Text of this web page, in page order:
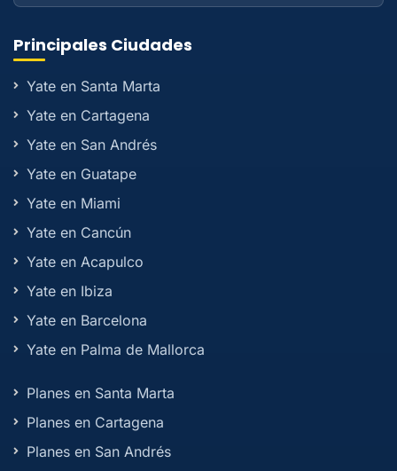
Principales Ciudades
Yate en Santa Marta
Yate en Cartagena
Yate en San Andrés
Yate en Guatape
Yate en Miami
Yate en Cancún
Yate en Acapulco
Yate en Ibiza
Yate en Barcelona
Yate en Palma de Mallorca
Planes en Santa Marta
Planes en Cartagena
Planes en San Andrés